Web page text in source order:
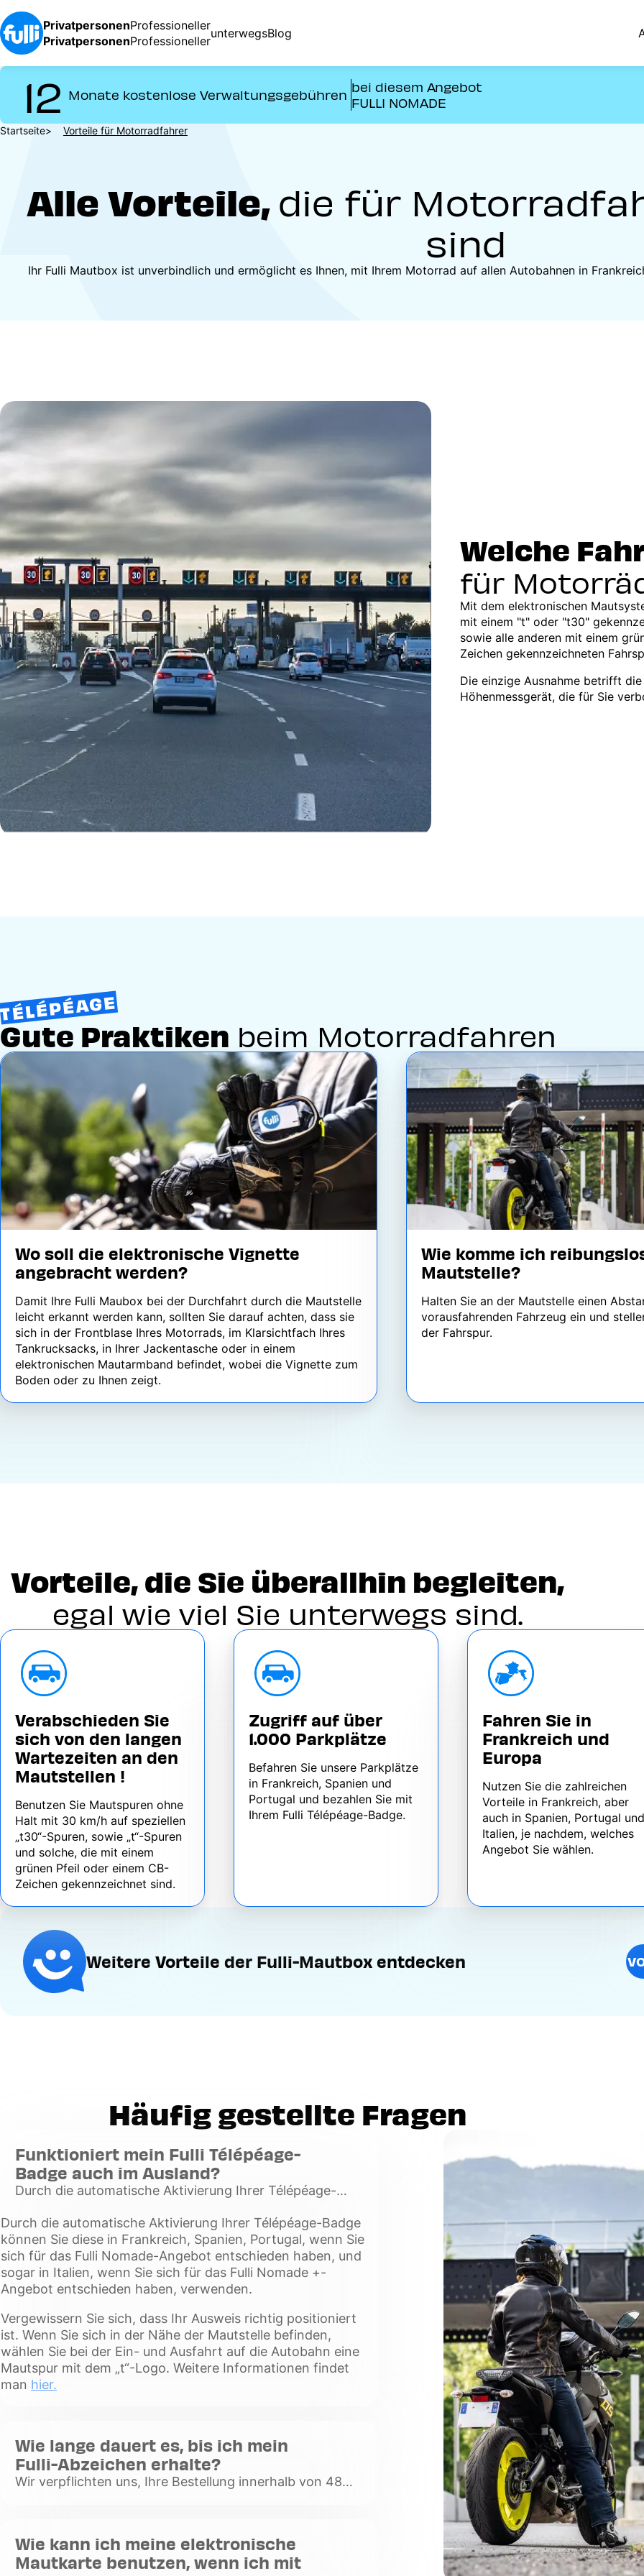
Direkt
zum
Inhalt
Privatpersonen
Privatpersonen
Professioneller
Professioneller
unterwegsBlog
12 Monate kostenlose Verwaltungsgebühren
bei diesem Angebot
FULLI NOMADE
Pfadnavigation
Startseite Vorteile für Motorradfahrer
Alle Vorteile, die für
sind
Ihr Fulli Mautbox ist unverbindlich und ermöglicht es Ihnen, mit Ihrem Motorrad auf allen Autobahnen in
Welche
für
Mit dem elektronischen
mit einem "t" oder "t30"
sowie alle anderen mit einem
Zeichen gekennzeichneten
Die einzige Ausnahme betrifft
Höhenmessgerät, die für Sie
Gute Praktiken beim Motorradfahren
Image
Wo soll die elektronische Vignette
angebracht werden?
Damit Ihre Fulli Maubox bei der Durchfahrt durch die Mautstelle
leicht erkannt werden kann, sollten Sie darauf achten, dass sie
sich in der Frontblase Ihres Motorrads, im Klarsichtfach Ihres
Tankrucksacks, in Ihrer Jackentasche oder in einem
elektronischen Mautarmband befindet, wobei die Vignette zum
Boden oder zu Ihnen zeigt.
Image
Wie komme ich
Mautstelle?
Halten Sie an der Mautstelle einen
vorausfahrenden Fahrzeug ein und
der Fahrspur.
Vorteile, die Sie überallhin begleiten,
egal wie viel Sie unterwegs sind.
Verabschieden Sie
sich von den langen
Wartezeiten an den
Mautstellen !
Benutzen Sie Mautspuren ohne
Halt mit 30 km/h auf speziellen
„t30“-Spuren, sowie „t“-Spuren
und solche, die mit einem
grünen Pfeil oder einem CB-
Zeichen gekennzeichnet sind.
Zugriff auf über
1.000 Parkplätze
Befahren Sie unsere Parkplätze
in Frankreich, Spanien und
Portugal und bezahlen Sie mit
Ihrem Fulli Télépéage-Badge.
Fahren Sie in
Frankreich und
Europa
Nutzen Sie die zahlreichen
Vorteile in Frankreich, aber
auch in Spanien, Portugal und
Italien, je nachdem, welches
Angebot Sie wählen.
Weitere Vorteile der Fulli-Mautbox entdecken
Häufig gestellte Fragen
Funktioniert mein Fulli Télépéage-
Badge auch im Ausland?
Durch die automatische Aktivierung Ihrer Télépéage-
wenn Sie sich für das Fulli Nomade-Angebot
Voir
plus
Durch die automatische Aktivierung Ihrer Télépéage-Badge
können Sie diese in Frankreich, Spanien, Portugal, wenn Sie
sich für das Fulli Nomade-Angebot entschieden haben, und
sogar in Italien, wenn Sie sich für das Fulli Nomade +-
Angebot entschieden haben, verwenden.
Vergewissern Sie sich, dass Ihr Ausweis richtig positioniert
ist. Wenn Sie sich in der Nähe der Mautstelle befinden,
wählen Sie bei der Ein- und Ausfahrt auf die Autobahn eine
Mautspur mit dem „t“-Logo. Weitere Informationen findet
man hier.
Wie lange dauert es, bis ich mein
Fulli-Abzeichen erhalte?
Wir verpflichten uns, Ihre Bestellung innerhalb von 48
plus
Wie kann ich meine elektronische
Mautkarte benutzen, wenn ich mit